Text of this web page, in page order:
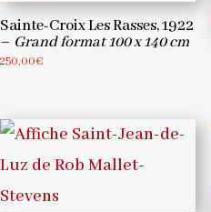
Sainte-Croix Les Rasses, 1922
– Grand format 100 x 140 cm
250,00€